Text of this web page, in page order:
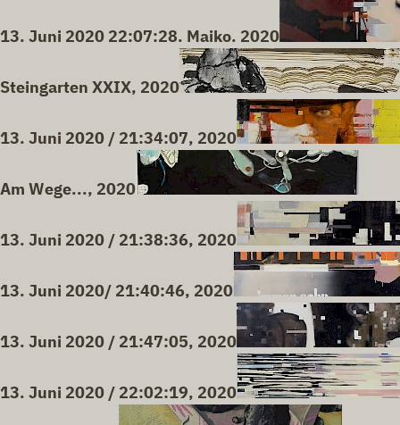
13. Juni 2020 22:07:28. Maiko. 2020
Steingarten XXIX, 2020
13. Juni 2020 / 21:34:07, 2020
Am Wege..., 2020
13. Juni 2020 / 21:38:36, 2020
13. Juni 2020/ 21:40:46, 2020
13. Juni 2020 / 21:47:05, 2020
13. Juni 2020 / 22:02:19, 2020